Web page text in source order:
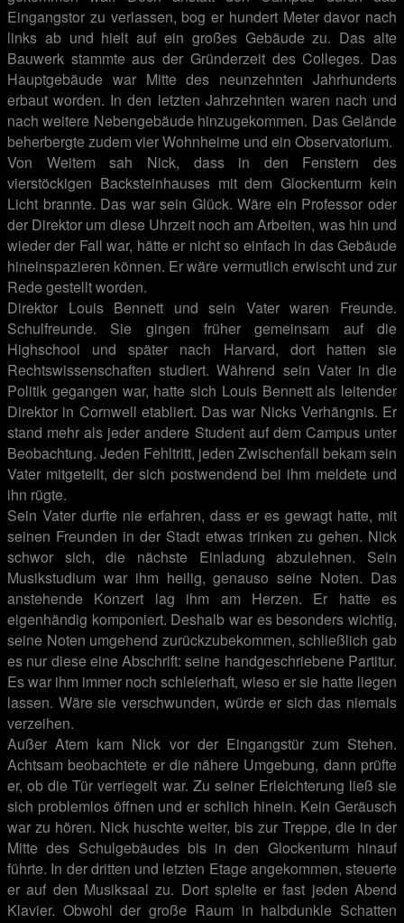
Eingangstor zu verlassen, bog er hundert Meter davor nach
links ab und hielt auf ein großes Gebäude zu. Das alte
Bauwerk stammte aus der Gründerzeit des Colleges. Das
Hauptgebäude war Mitte des neunzehnten Jahrhunderts
erbaut worden. In den letzten Jahrzehnten waren nach und
nach weitere Nebengebäude hinzugekommen. Das Gelände
beherbergte zudem vier Wohnheime und ein Observatorium.
Von Weitem sah Nick, dass in den Fenstern des
vierstöckigen Backsteinhauses mit dem Glockenturm kein
Licht brannte. Das war sein Glück. Wäre ein Professor oder
der Direktor um diese Uhrzeit noch am Arbeiten, was hin und
wieder der Fall war, hätte er nicht so einfach in das Gebäude
hineinspazieren können. Er wäre vermutlich erwischt und zur
Rede gestellt worden.
Direktor Louis Bennett und sein Vater waren Freunde.
Schulfreunde. Sie gingen früher gemeinsam auf die
Highschool und später nach Harvard, dort hatten sie
Rechtswissenschaften studiert. Während sein Vater in die
Politik gegangen war, hatte sich Louis Bennett als leitender
Direktor in Cornwell etabliert. Das war Nicks Verhängnis. Er
stand mehr als jeder andere Student auf dem Campus unter
Beobachtung. Jeden Fehltritt, jeden Zwischenfall bekam sein
Vater mitgeteilt, der sich postwendend bei ihm meldete und
ihn rügte.
Sein Vater durfte nie erfahren, dass er es gewagt hatte, mit
seinen Freunden in der Stadt etwas trinken zu gehen. Nick
schwor sich, die nächste Einladung abzulehnen. Sein
Musikstudium war ihm heilig, genauso seine Noten. Das
anstehende Konzert lag ihm am Herzen. Er hatte es
eigenhändig komponiert. Deshalb war es besonders wichtig,
seine Noten umgehend zurückzubekommen, schließlich gab
es nur diese eine Abschrift: seine handgeschriebene Partitur.
Es war ihm immer noch schleierhaft, wieso er sie hatte liegen
lassen. Wäre sie verschwunden, würde er sich das niemals
verzeihen.
Außer Atem kam Nick vor der Eingangstür zum Stehen.
Achtsam beobachtete er die nähere Umgebung, dann prüfte
er, ob die Tür verriegelt war. Zu seiner Erleichterung ließ sie
sich problemlos öffnen und er schlich hinein. Kein Geräusch
war zu hören. Nick huschte weiter, bis zur Treppe, die in der
Mitte des Schulgebäudes bis in den Glockenturm hinauf
führte. In der dritten und letzten Etage angekommen, steuerte
er auf den Musiksaal zu. Dort spielte er fast jeden Abend
Klavier. Obwohl der große Raum in halbdunkle Schatten